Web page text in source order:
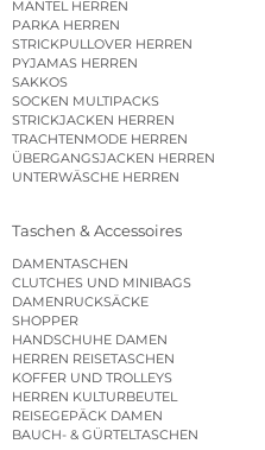
MÄNTEL HERREN
PARKA HERREN
STRICKPULLOVER HERREN
PYJAMAS HERREN
SAKKOS
SOCKEN MULTIPACKS
STRICKJACKEN HERREN
TRACHTENMODE HERREN
ÜBERGANGSJACKEN HERREN
UNTERWÄSCHE HERREN
Taschen & Accessoires
DAMENTASCHEN
CLUTCHES UND MINIBAGS
DAMENRUCKSÄCKE
SHOPPER
HANDSCHUHE DAMEN
HERREN REISETASCHEN
KOFFER UND TROLLEYS
HERREN KULTURBEUTEL
REISEGEPÄCK DAMEN
BAUCH- & GÜRTELTASCHEN